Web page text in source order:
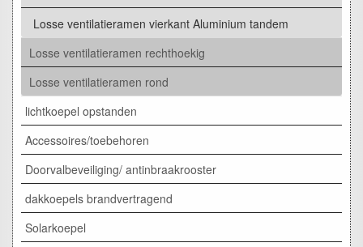
Losse ventilatieramen vierkant Aluminium tandem
Losse ventilatieramen rechthoekig
Losse ventilatieramen rond
lichtkoepel opstanden
Accessoires/toebehoren
Doorvalbeveiliging/ antinbraakrooster
dakkoepels brandvertragend
Solarkoepel